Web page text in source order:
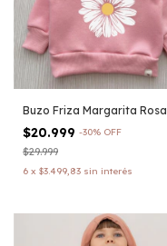
Buzo Friza Margarita Rosa
$20.999 -30% OFF
$29.999
6 x $3.499,83 sin interés